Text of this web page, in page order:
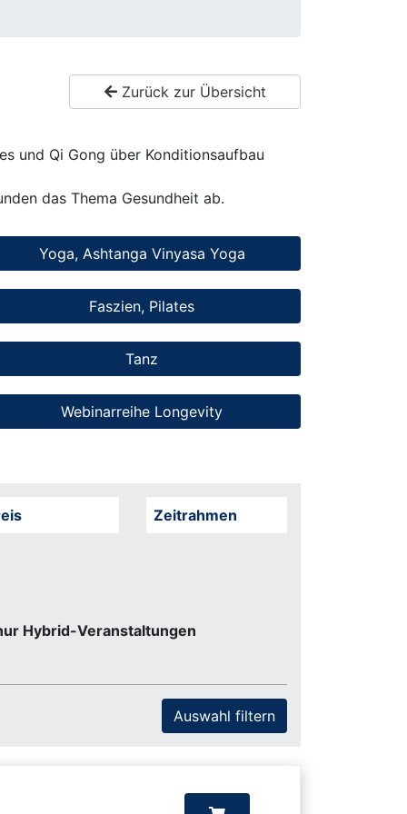
Zurück zur Übersicht
und Qi Gong über Konditionsaufbau
das Thema Gesundheit ab.
Yoga, Ashtanga Vinyasa Yoga
Faszien, Pilates
Tanz
Webinarreihe Longevity
Zeitrahmen
Hybrid-Veranstaltungen